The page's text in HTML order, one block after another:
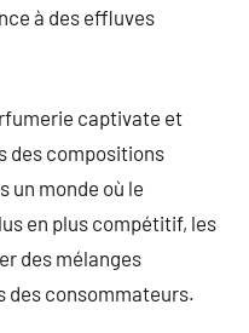
à des effluves
captivate et
des compositions
un monde où le
en plus compétitif, les
des mélanges
des consommateurs.